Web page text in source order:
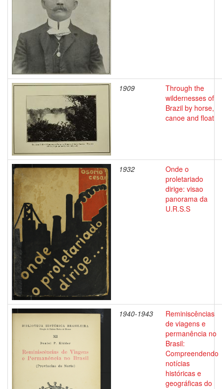
1909
Through the
wildernesses of
Brazil by horse,
canoe and float
1932
Onde o
proletariado
dirige: visao
panorama da
U.R.S.S
1940-1943
Reminiscências
de viagens e
permanência no
Brasil:
Compreendendo
notícias
históricas e
geográficas do